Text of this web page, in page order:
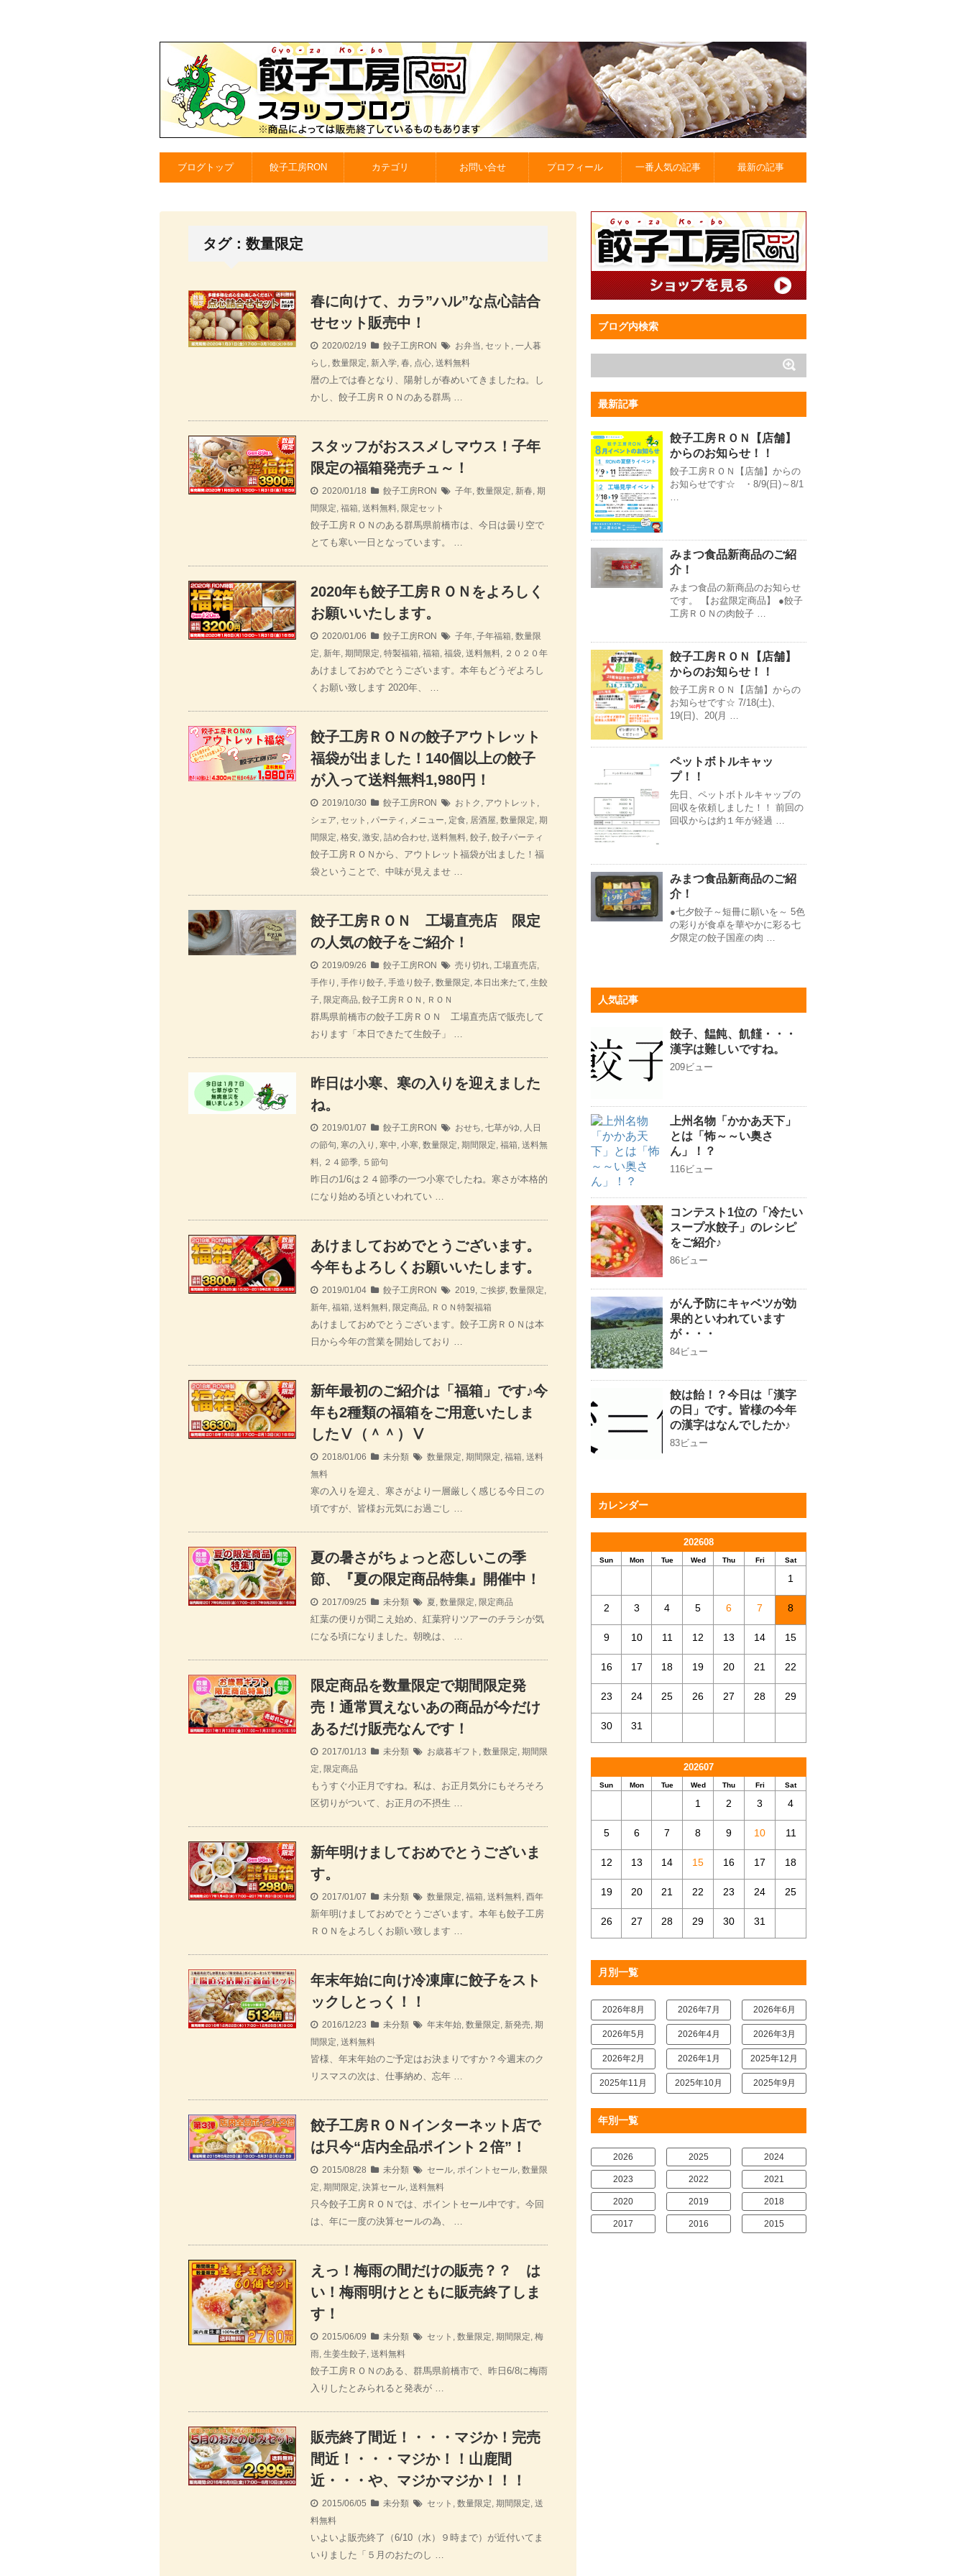
ブログトップ 餃子工房RON カテゴリ お問い合せ プロフィール 一番人気の記事 最新の記事
タグ：数量限定
春に向けて、カラ”ハル”な点心詰合
せセット販売中！
2020/02/19 餃子工房RON お弁当, セット , 一人暮
らし , 数量限定, 新入学, 春, 点心, 送料無料
暦の上では春となり、陽射しが春めいてきましたね。し
かし、餃子工房ＲＯＮのある群馬 …
スタッフがおススメしマウス！子年
限定の福箱発売チュ～！
2020/01/18 餃子工房RON 子年, 数量限定, 新春, 期
間限定, 福箱, 送料無料, 限定セット
餃子工房ＲＯＮのある群馬県前橋市は、今日は曇り空で
とても寒い一日となっています。 …
2020年も餃子工房ＲＯＮをよろしく
お願いいたします。
2020/01/06 餃子工房RON 子年, 子年福箱, 数量限
定, 新年, 期間限定, 特製福箱, 福箱, 福袋, 送料無料, ２０２０年
あけましておめでとうございます。本年もどうぞよろし
くお願い致します 2020年、 …
餃子工房ＲＯＮの餃子アウトレット
福袋が出ました！140個以上の餃子
が入って送料無料1,980円！
2019/10/30 餃子工房RON おトク , アウトレット ,
シェア, セット , パーティ , メニュー, 定食, 居酒屋, 数量限定, 期
間限定, 格安, 激安, 詰め合わせ, 送料無料, 餃子, 餃子パーティ
餃子工房ＲＯＮから、アウトレット福袋が出ました！福
袋ということで、中味が見えませ …
餃子工房ＲＯＮ 工場直売店 限定
の人気の餃子をご紹介！
2019/09/26 餃子工房RON 売り切れ, 工場直売店,
手作り , 手作り餃子, 手造り餃子, 数量限定, 本日出来たて, 生餃
子, 限定商品, 餃子工房ＲＯＮ , ＲＯＮ
群馬県前橋市の餃子工房ＲＯＮ 工場直売店で販売して
おります「本日できたて生餃子」 …
昨日は小寒、寒の入りを迎えました
ね。
2019/01/07 餃子工房RON おせち, 七草がゆ, 人日
の節句, 寒の入り , 寒中, 小寒, 数量限定, 期間限定, 福箱, 送料無
料, ２４節季, ５節句
昨日の1/6は２４節季の一つ小寒でしたね。寒さが本格的
になり始める頃といわれてい …
あけましておめでとうございます。
今年もよろしくお願いいたします。
2019/01/04 餃子工房RON 2019, ご挨拶, 数量限定,
新年, 福箱, 送料無料, 限定商品, ＲＯＮ特製福箱
あけましておめでとうございます。餃子工房ＲＯＮは本
日から今年の営業を開始しており …
新年最初のご紹介は「福箱」です♪今
年も2種類の福箱をご用意いたしま
したⅤ（＾＾）Ⅴ
2018/01/06 未分類 数量限定, 期間限定, 福箱, 送料
無料
寒の入りを迎え、寒さがより一層厳しく感じる今日この
頃ですが、皆様お元気にお過ごし …
夏の暑さがちょっと恋しいこの季
節、『夏の限定商品特集』開催中！
2017/09/25 未分類 夏, 数量限定, 限定商品
紅葉の便りが聞こえ始め、紅葉狩りツアーのチラシが気
になる頃になりました。朝晩は、 …
限定商品を数量限定で期間限定発
売！通常買えないあの商品が今だけ
あるだけ販売なんです！
2017/01/13 未分類 お歳暮ギフト , 数量限定, 期間限
定, 限定商品
もうすぐ小正月ですね。私は、お正月気分にもそろそろ
区切りがついて、お正月の不摂生 …
新年明けましておめでとうございま
す。
2017/01/07 未分類 数量限定, 福箱, 送料無料, 酉年
新年明けましておめでとうございます。本年も餃子工房
ＲＯＮをよろしくお願い致します …
年末年始に向け冷凍庫に餃子をスト
ックしとっく！！
2016/12/23 未分類 年末年始, 数量限定, 新発売, 期
間限定, 送料無料
皆様、年末年始のご予定はお決まりですか？今週末のク
リスマスの次は、仕事納め、忘年 …
餃子工房ＲＯＮインターネット店で
は只今“店内全品ポイント２倍”！
2015/08/28 未分類 セール, ポイントセール, 数量限
定, 期間限定, 決算セール, 送料無料
只今餃子工房ＲＯＮでは、ポイントセール中です。今回
は、年に一度の決算セールの為、 …
えっ！梅雨の間だけの販売？？ は
い！梅雨明けとともに販売終了しま
す！
2015/06/09 未分類 セット , 数量限定, 期間限定, 梅
雨, 生姜生餃子, 送料無料
餃子工房ＲＯＮのある、群馬県前橋市で、昨日6/8に梅雨
入りしたとみられると発表が …
販売終了間近！・・・マジか！完売
間近！・・・マジか！！山鹿間
近・・・や、マジかマジか！！！
2015/06/05 未分類 セット , 数量限定, 期間限定, 送
料無料
いよいよ販売終了（6/10（水）９時まで）が近付いてま
いりました「５月のおたのし …
ブログ内検索
最新記事
餃子工房ＲＯＮ【店舗】
からのお知らせ！！
餃子工房ＲＯＮ【店舗】からの
お知らせです☆ ・8/9(日)～8/1
…
みまつ食品新商品のご紹
介！
みまつ食品の新商品のお知らせ
です。 【お盆限定商品】 ●餃子
工房ＲＯＮの肉餃子 …
餃子工房ＲＯＮ【店舗】
からのお知らせ！！
餃子工房ＲＯＮ【店舗】からの
お知らせです☆ 7/18(土)、
19(日)、20(月 …
ペットボトルキャッ
プ！！
先日、ペットボトルキャップの
回収を依頼しました！！ 前回の
回収からは約１年が経過 …
みまつ食品新商品のご紹
介！
●七夕餃子～短冊に願いを～ 5色
の彩りが食卓を華やかに彩る七
夕限定の餃子国産の肉 …
人気記事
餃子、饂飩、飢饉・・・
漢字は難しいですね。
209ビュー
上州名物「かかあ天下」
とは「怖～～い奥さ
ん」！？
116ビュー
コンテスト1位の「冷たい
スープ水餃子」のレシピ
をご紹介♪
86ビュー
がん予防にキャベツが効
果的といわれています
が・・・
84ビュー
餃は飴！？今日は「漢字
の日」です。皆様の今年
の漢字はなんでしたか♪
83ビュー
カレンダー
202608
Sun Mon Tue Wed Thu Fri Sat
1
2 3 4 5 6 7 8
9 10 11 12 13 14 15
16 17 18 19 20 21 22
23 24 25 26 27 28 29
30 31
202607
Sun Mon Tue Wed Thu Fri Sat
1 2 3 4
5 6 7 8 9 10 11
12 13 14 15 16 17 18
19 20 21 22 23 24 25
26 27 28 29 30 31
月別一覧
2026年8月 2026年7月 2026年6月
2026年5月 2026年4月 2026年3月
2026年2月 2026年1月 2025年12月
2025年11月 2025年10月 2025年9月
年別一覧
2026 2025 2024
2023 2022 2021
2020 2019 2018
2017 2016 2015